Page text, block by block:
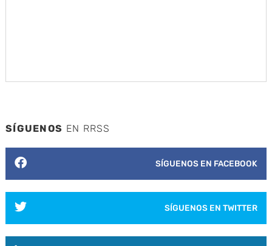
SÍGUENOS EN RRSS
SÍGUENOS EN FACEBOOK
SÍGUENOS EN TWITTER